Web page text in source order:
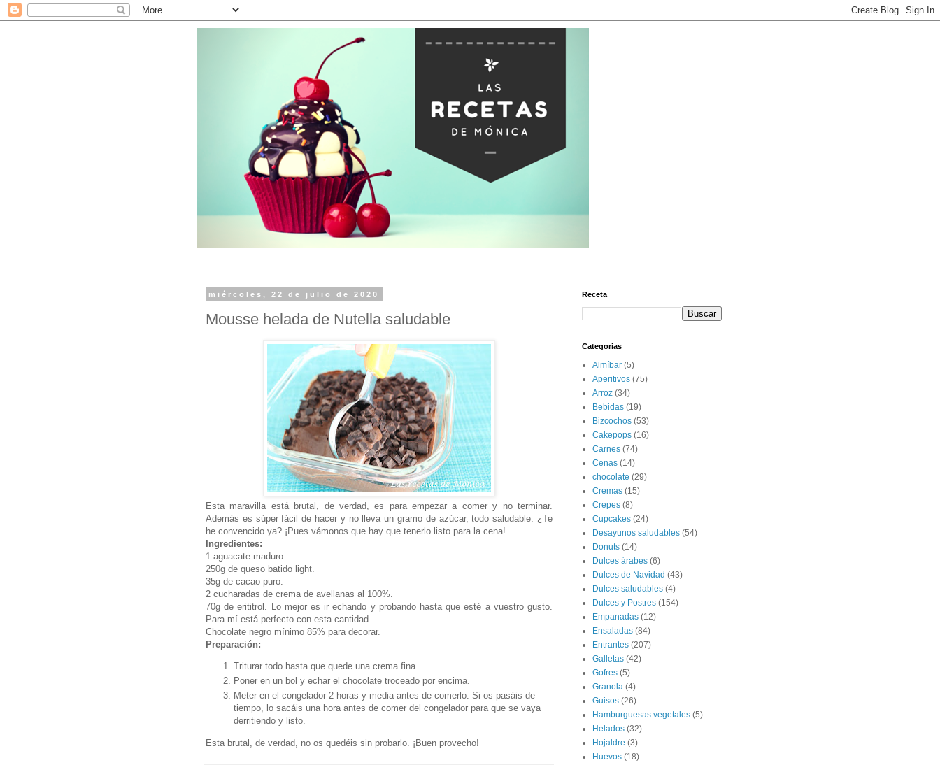
miércoles, 22 de julio de 2020
Mousse helada de Nutella saludable
Esta maravilla está brutal, de verdad, es para empezar a comer y no terminar.
Además es súper fácil de hacer y no lleva un gramo de azúcar, todo saludable. ¿Te
he convencido ya? ¡Pues vámonos que hay que tenerlo listo para la cena!
Ingredientes:
1 aguacate maduro.
250g de queso batido light.
35g de cacao puro.
2 cucharadas de crema de avellanas al 100%.
70g de erititrol. Lo mejor es ir echando y probando hasta que esté a vuestro gusto.
Para mí está perfecto con esta cantidad.
Chocolate negro mínimo 85% para decorar.
Preparación:
Triturar todo hasta que quede una crema fina.
Poner en un bol y echar el chocolate troceado por encima.
Meter en el congelador 2 horas y media antes de comerlo. Si os pasáis de
tiempo, lo sacáis una hora antes de comer del congelador para que se vaya
derritiendo y listo.
Esta brutal, de verdad, no os quedéis sin probarlo. ¡Buen provecho!
Receta
Categorias
Almíbar (5)
Aperitivos (75)
Arroz (34)
Bebidas (19)
Bizcochos (53)
Cakepops (16)
Carnes (74)
Cenas (14)
chocolate (29)
Cremas (15)
Crepes (8)
Cupcakes (24)
Desayunos saludables (54)
Donuts (14)
Dulces árabes (6)
Dulces de Navidad (43)
Dulces saludables (4)
Dulces y Postres (154)
Empanadas (12)
Ensaladas (84)
Entrantes (207)
Galletas (42)
Gofres (5)
Granola (4)
Guisos (26)
Hamburguesas vegetales (5)
Helados (32)
Hojaldre (3)
Huevos (18)